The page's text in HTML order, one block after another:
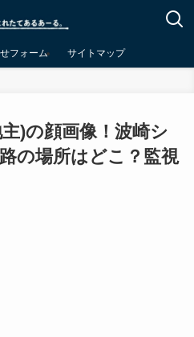
フォーム サイトマップ
)の顔画像！波崎シ
の場所はどこ？監視